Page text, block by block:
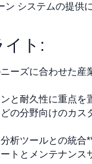
ン システムの提供
イト:
ーズに合わせた産
と耐久性に重点を
の分野向けのカス
析ツールとの統合
トとメンテナンス